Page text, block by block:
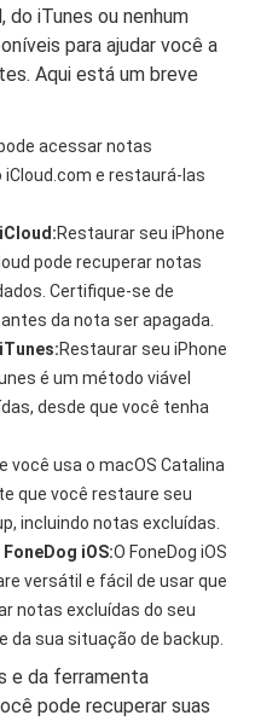
iTunes ou nenhum
para ajudar você a
Aqui está um breve
acessar notas
e restaurá-las
Restaurar seu iPhone
pode recuperar notas
Certifique-se de
da nota ser apagada.
Restaurar seu iPhone
é um método viável
desde que você tenha
você usa o macOS Catalina
que você restaure seu
incluindo notas excluídas.
iOS:O FoneDog iOS
versátil e fácil de usar que
notas excluídas do seu
da sua situação de backup.
e da ferramenta
pode recuperar suas